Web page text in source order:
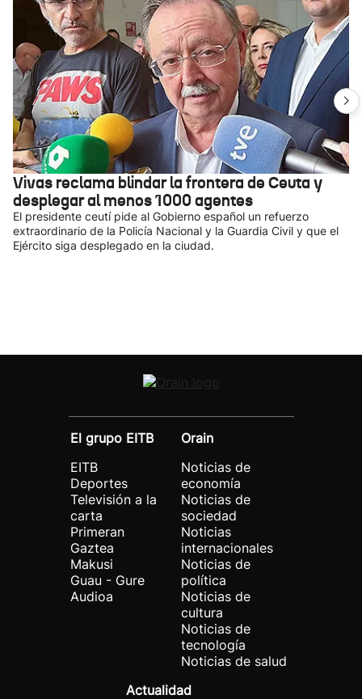
Vivas reclama blindar la frontera de Ceuta y
desplegar al menos 1000 agentes
El presidente ceutí pide al Gobierno español un refuerzo
extraordinario de la Policía Nacional y la Guardia Civil y que el
Ejército siga desplegado en la ciudad.
El grupo EITB
EITB
Deportes
Televisión a la
carta
Primeran
Gaztea
Makusi
Guau - Gure
Audioa
Orain
Noticias de
economía
Noticias de
sociedad
Noticias
internacionales
Noticias de
política
Noticias de
cultura
Noticias de
tecnología
Noticias de salud
Actualidad